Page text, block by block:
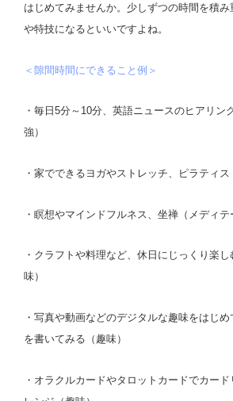
はじめてみませんか。少しずつの時間を積
や特技になるといいですよね。
＜隙間時間にできること例＞
・毎日5分～10分、英語ニュースのヒアリン
強）
・家でできるヨガやストレッチ、ピラティス
・瞑想やマインドフルネス、坐禅（メディテ
・クラフトや料理など、休日にじっくり楽
味）
・写真や動画などのデジタルな趣味をはじ
を書いてみる（趣味）
・オラクルカードやタロットカードでカー